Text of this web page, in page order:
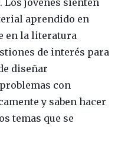
Los jóvenes sienten
aprendido en
en la literatura
de interés para
diseñar
con
y saben hacer
temas que se